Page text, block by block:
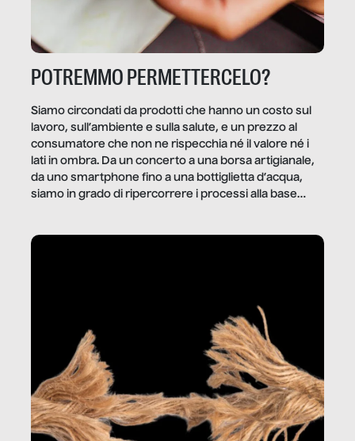
POTREMMO PERMETTERCELO?
Siamo circondati da prodotti che hanno un costo sul
lavoro, sull’ambiente e sulla salute, e un prezzo al
consumatore che non ne rispecchia né il valore né i
lati in ombra. Da un concerto a una borsa artigianale,
da uno smartphone fino a una bottiglietta d’acqua,
siamo in grado di ripercorrere i processi alla base
dietro gli oggetti e i servizi che fanno la nostra vita